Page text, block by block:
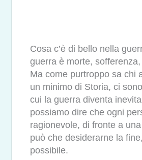
Cosa c’è di bello nella
guerra è morte,
Ma come purtroppo sa chi
un minimo di Storia, ci
cui la guerra diventa
possiamo dire che ogni
ragionevole, di fronte a
può che desiderarne la
possibile.